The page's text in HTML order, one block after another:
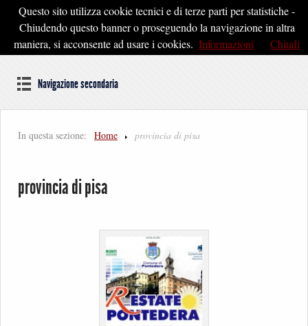
Pontedera2020
Dal cuore della Toscana un'idea di Futuro
Navigazione secondaria
In questa sezione: Home provincia di pisa
provincia di pisa
Questo sito utilizza cookie tecnici e di terze parti per statistiche -
Chiudendo questo banner o proseguendo la navigazione in altra
maniera, si acconsente ad usare i cookies. Informazioni Chiudi